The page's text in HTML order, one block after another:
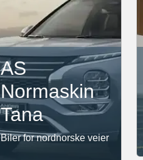
AS
Normaskin
Tana
Biler for nordnorske veier